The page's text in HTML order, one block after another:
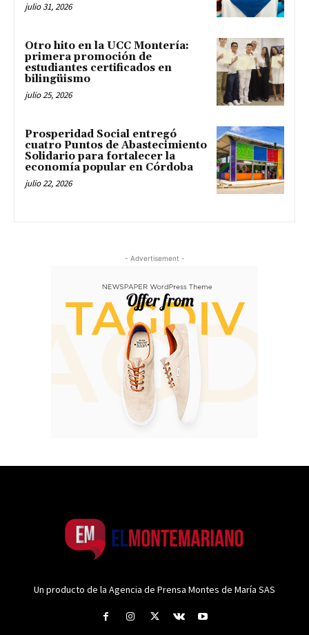
julio 31, 2026
Otro hito en la UCC Montería:
primera promoción de
estudiantes certificados en
bilingüismo
julio 25, 2026
Prosperidad Social entregó
cuatro Puntos de Abastecimiento
Solidario para fortalecer la
economía popular en Córdoba
julio 22, 2026
- Advertisement -
Un producto de la Agencia de Prensa Montes de María SAS